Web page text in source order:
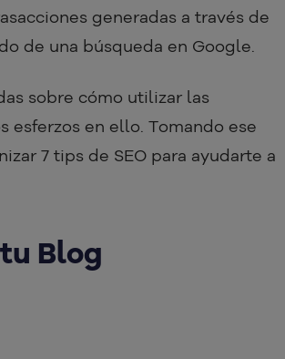
generadas a través de
de una búsqueda en Google.
sobre cómo utilizar las
esferzos en ello. Tomando ese
7 tips de SEO para ayudarte a
Blog